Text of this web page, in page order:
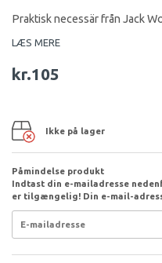
Praktisk necessär från Jack
LÆS MERE
kr.105
Ikke på lager
Påmindelse produkt
Indtast din e-mailadresse
er tilgængelig! Din e-mail-